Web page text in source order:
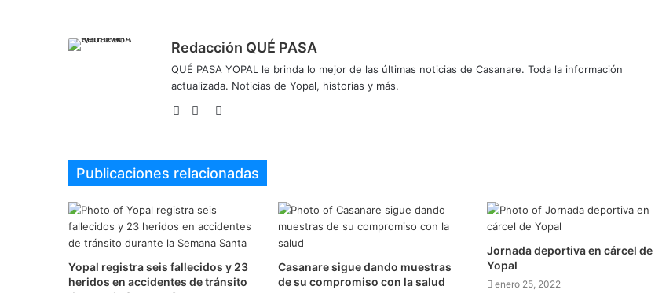
Redacción QUÉ PASA
QUÉ PASA YOPAL le brinda lo mejor de las últimas noticias de Casanare. Toda la información
actualizada. Noticias de Yopal, historias y más.
Sitio Facebook
Twitter
Publicaciones relacionadas
Yopal registra seis fallecidos y 23
heridos en accidentes de tránsito
Casanare sigue dando muestras
de su compromiso con la salud
Jornada deportiva en cárcel de
Yopal
enero 25, 2022